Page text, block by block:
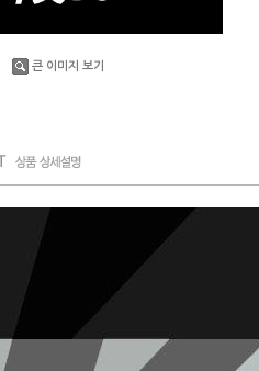
큰 이미지 보기